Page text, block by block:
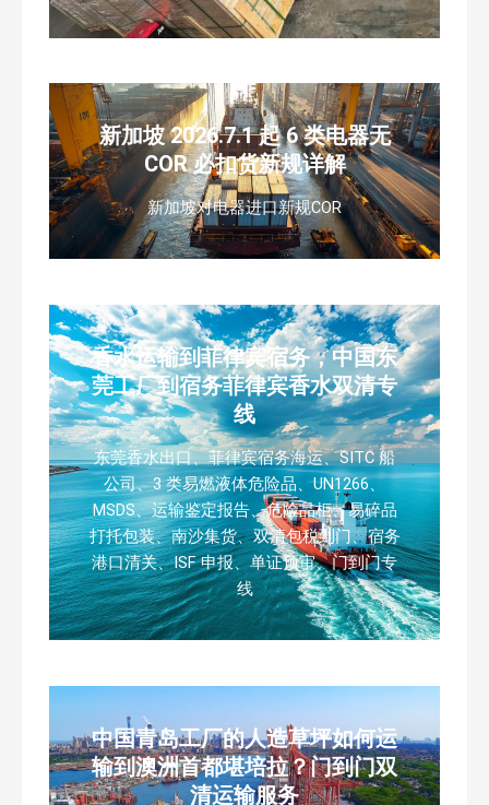
新加坡 2026.7.1 起 6 类电器无
COR 必扣货新规详解
新加坡对电器进口新规COR
香水运输到菲律宾宿务，中国东
莞工厂到宿务菲律宾香水双清专
线
东莞香水出口、菲律宾宿务海运、SITC 船
公司、3 类易燃液体危险品、UN1266、
MSDS、运输鉴定报告、危险品柜、易碎品
打托包装、南沙集货、双清包税到门、宿务
港口清关、ISF 申报、单证预审、门到门专
线
中国青岛工厂的人造草坪如何运
输到澳洲首都堪培拉？门到门双
清运输服务